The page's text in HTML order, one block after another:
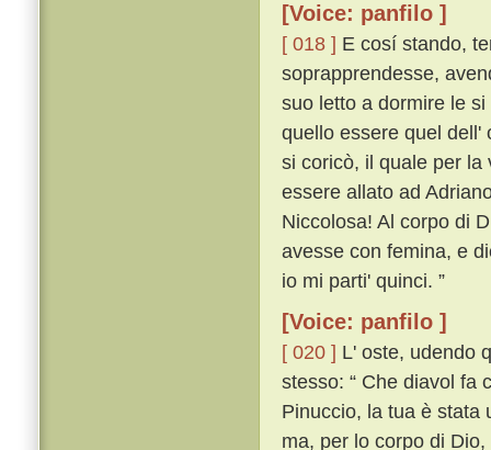
[Voice: panfilo ]
[ 018 ] E cosí stando,
soprapprendesse,
suo letto a dormire le
quello essere quel dell'
si coricò, il quale per
essere allato ad
Niccolosa! Al corpo di
avesse con femina, e
io mi parti' quinci. ”
[Voice: panfilo ]
[ 020 ] L' oste, udendo
stesso: “ Che diavol fa
Pinuccio, la tua è stata
ma, per lo corpo di